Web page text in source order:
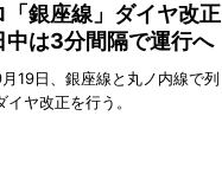
「銀座線」ダイヤ改正
は3分間隔で運行へ
19日、銀座線と丸ノ内線で列
ヤ改正を行う。